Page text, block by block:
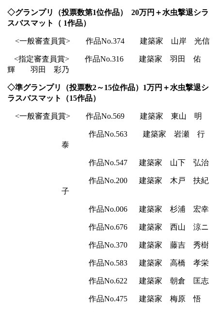
◇グランプリ（投票数第1位作品） 20万円＋水虫撃退シラ
スバスマット（ 1作品）
<一般審査員賞> 作品No.374 建築家 山岸 光信
<指定審査員賞> 作品No.316 建築家 羽田 佑
輝 羽田 彩乃
◇準グランプリ（投票数2～15位作品） 1万円＋水虫撃退シ
ラスバスマット（15作品）
<一般審査員賞> 作品No.569 建築家 東山 明
作品No.563 建築家 岩瀬 行
泰
作品No.547 建築家 山下 弘治
作品No.200
建築家 木戸 扶紀
子
作品No.006 建築家 杉浦 宏幸
作品No.676 建築家 西山 涼ニ
作品No.370 建築家 藤吉 秀樹
作品No.583 建築家 高橋 孝栄
作品No.622 建築家 朝倉 匡志
作品No.475 建築家 梅原 悟